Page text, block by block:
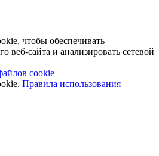
чтобы обеспечивать
веб-сайта и анализировать сетевой
cookie
Правила использования